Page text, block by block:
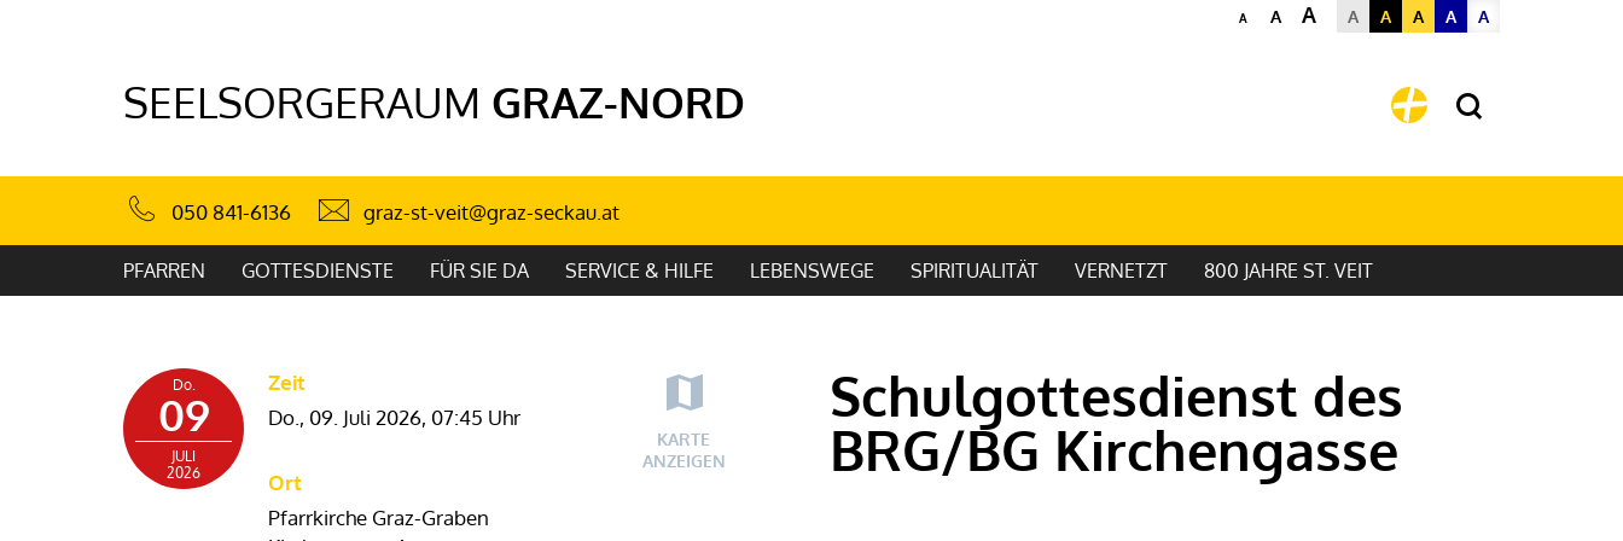
A A A A A A A A
SEELSORGERAUM GRAZ-NORD
050 841-6136 graz-st-veit@graz-seckau.at
PFARREN GOTTESDIENSTE FÜR SIE DA SERVICE & HILFE LEBENSWEGE SPIRITUALITÄT VERNETZT 800 JAHRE ST. VEIT
Do.
09
JULI
2026
Zeit
Do., 09. Juli 2026, 07:45 Uhr
Ort
Pfarrkirche Graz-Graben
KARTE
ANZEIGEN
Schulgottesdienst des
BRG/BG Kirchengasse